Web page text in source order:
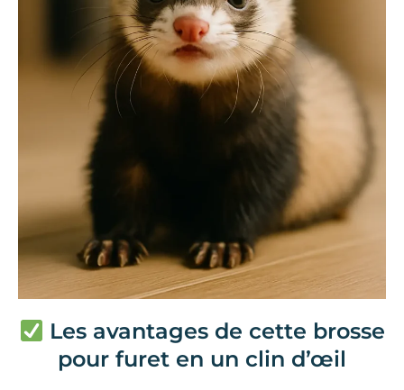
Les avantages de cette brosse
pour furet en un clin d’œil